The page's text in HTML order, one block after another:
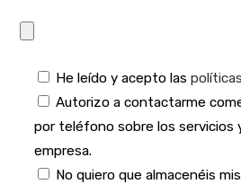
He leído y acepto las
Autorizo a contactarme
por teléfono sobre los servicios
empresa.
No quiero que almacenéis